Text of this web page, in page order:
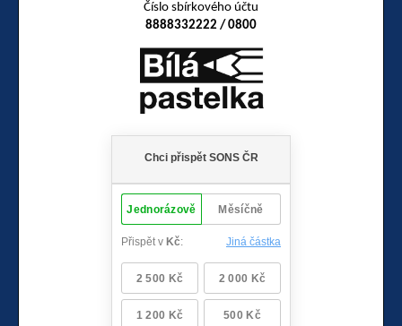
Číslo sbírkového účtu
8888332222 / 0800